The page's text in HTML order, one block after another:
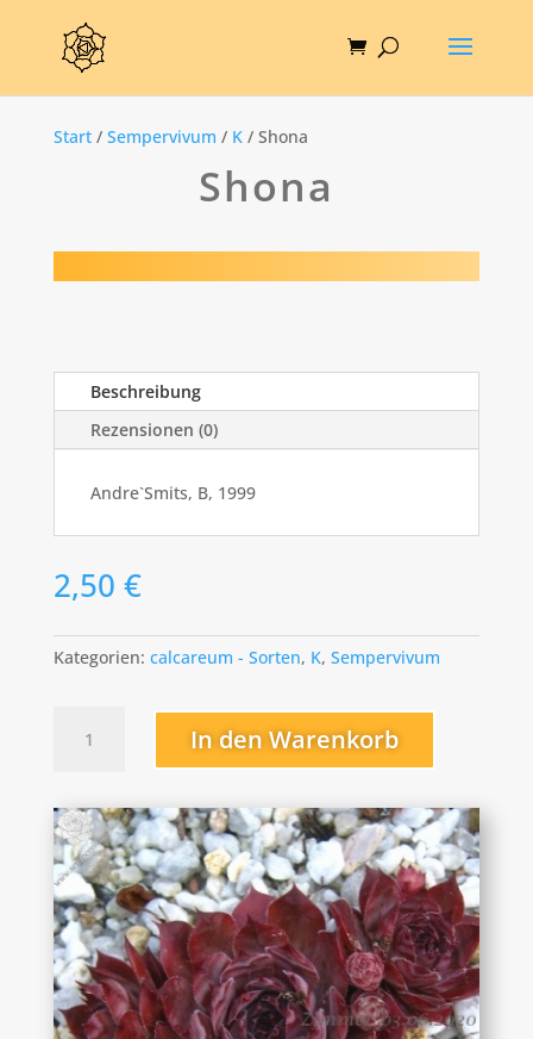
Start/ Sempervivum / K/ Shona
Shona
Beschreibung
Rezensionen (0)
Andre`Smits, B, 1999
2,50 €
Kategorien: calcareum - Sorten, K, Sempervivum
Menge
In den Warenkorb